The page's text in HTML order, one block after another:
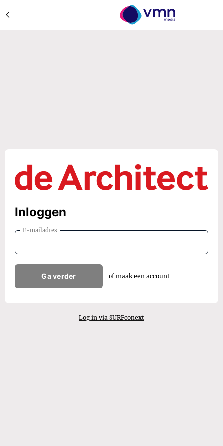
Inloggen
E-mailadres
Ga verder of maak een account
Log in via SURFconext